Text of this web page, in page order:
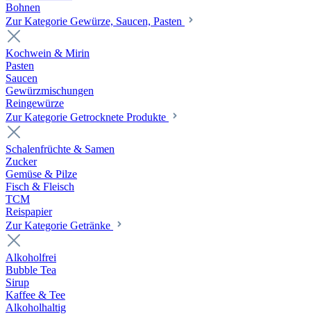
Bohnen
Zur Kategorie Gewürze, Saucen, Pasten
Kochwein & Mirin
Pasten
Saucen
Gewürzmischungen
Reingewürze
Zur Kategorie Getrocknete Produkte
Schalenfrüchte & Samen
Zucker
Gemüse & Pilze
Fisch & Fleisch
TCM
Reispapier
Zur Kategorie Getränke
Alkoholfrei
Bubble Tea
Sirup
Kaffee & Tee
Alkoholhaltig